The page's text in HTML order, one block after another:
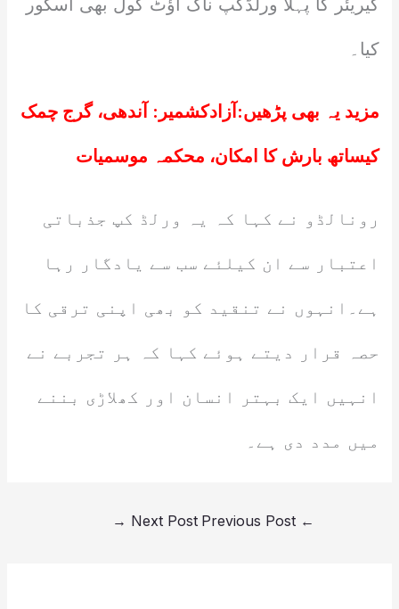
کیریئر کا پہلا ورلڈکپ ناک آؤٹ گول بھی اسکور
کیا۔
مزید یہ بھی پڑھیں: آزادکشمیر: آندھی، گرج چمک
کیساتھ بارش کا امکان، محکمہ موسمیات
رونالڈو نے کہا کہ یہ ورلڈ کپ جذباتی
اعتبار سے ان کیلئے سب سے یادگار رہا
ہے۔انہوں نے تنقید کو بھی اپنی ترقی کا
حصہ قرار دیتے ہوئے کہا کہ ہر تجربے نے
انہیں ایک بہتر انسان اور کھلاڑی بننے
میں مدد دی ہے۔
←
Next Post
→